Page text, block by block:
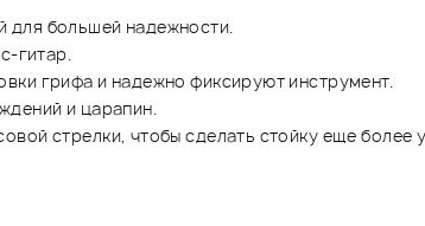
для большей надежности.
гитар.
грифа и надежно фиксируют инструмент.
и царапин.
стрелки, чтобы сделать стойку еще более